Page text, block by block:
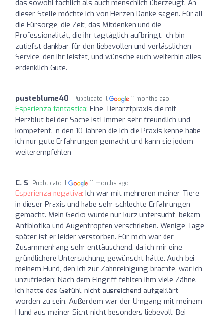
das sowohl fachlich als auch menschlich überzeugt. An
dieser Stelle möchte ich von Herzen Danke sagen. Für all
die Fürsorge, die Zeit, das Mitdenken und die
Professionalität, die ihr tagtäglich aufbringt. Ich bin
zutiefst dankbar für den liebevollen und verlässlichen
Service, den ihr leistet, und wünsche euch weiterhin alles
erdenklich Gute.
pusteblume40 Pubblicato il 11 months ago
Esperienza fantastica: Eine Tierarztpraxis die mit
Herzblut bei der Sache ist! Immer sehr freundlich und
kompetent. In den 10 Jahren die ich die Praxis kenne habe
ich nur gute Erfahrungen gemacht und kann sie jedem
weiterempfehlen
C. S Pubblicato il 11 months ago
Esperienza negativa: Ich war mit mehreren meiner Tiere
in dieser Praxis und habe sehr schlechte Erfahrungen
gemacht. Mein Gecko wurde nur kurz untersucht, bekam
Antibiotika und Augentropfen verschrieben. Wenige Tage
später ist er leider verstorben. Für mich war der
Zusammenhang sehr enttäuschend, da ich mir eine
gründlichere Untersuchung gewünscht hätte. Auch bei
meinem Hund, den ich zur Zahnreinigung brachte, war ich
unzufrieden: Nach dem Eingriff fehlten ihm viele Zähne.
Ich hatte das Gefühl, nicht ausreichend aufgeklärt
worden zu sein. Außerdem war der Umgang mit meinem
Hund aus meiner Sicht nicht besonders liebevoll. Bei